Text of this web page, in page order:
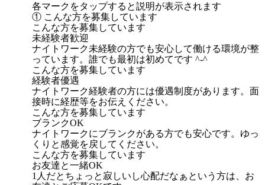
各マークをタップすると説明が表示されます
① こんな方を募集しています
こんな方を募集しています
未経験者歓迎
ナイトワーク未経験の方でも安心して働ける環境が整
っています。誰でも最初は初めてです ^-^
こんな方を募集しています
経験者優遇
ナイトワーク経験者の方には優遇制度があります。面
接時に経歴等をお伝えください。
こんな方を募集しています
ブランクOK
ナイトワークにブランクがある方でも安心です。ゆっ
くりと感覚を戻してください。
こんな方を募集しています
お友達と一緒OK
1人だとちょっと寂しいし心配だなぁという方は、お